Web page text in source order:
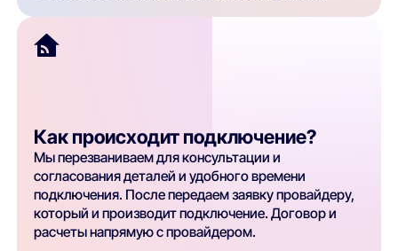
Как происходит подключение?
Мы перезваниваем для консультации и
согласования деталей и удобного времени
подключения. После передаем заявку провайдеру,
который и производит подключение. Договор и
расчеты напрямую с провайдером.